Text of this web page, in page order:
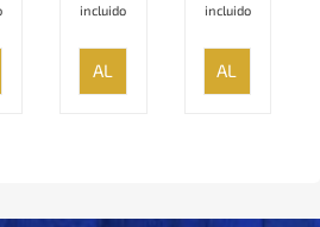
incluido
AL
CARRITO
incluido
AL
CARRITO